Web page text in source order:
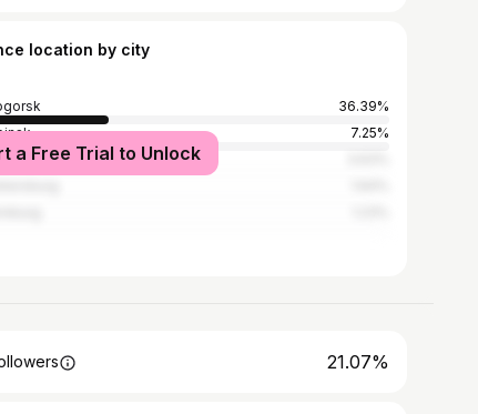
location by city
36.39%
7.25%
a Free Trial to Unlock
21.07%